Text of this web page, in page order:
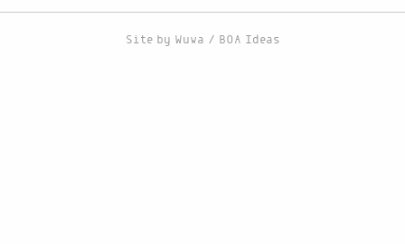
Site by Wuwa / BOA Ideas